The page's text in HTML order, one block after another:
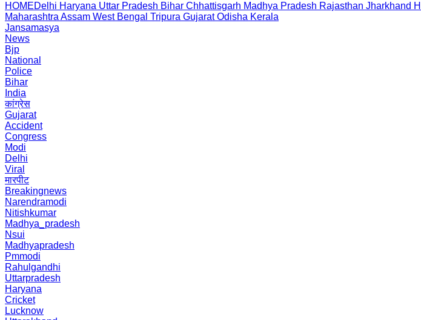
HOMEDelhi Haryana Uttar Pradesh Bihar Chhattisgarh Madhya Pradesh Rajasthan Jharkhand
Maharashtra Assam West Bengal Tripura Gujarat Odisha Kerala
Jansamasya
News
Bjp
National
Police
Bihar
India
कांग्रेस
Gujarat
Accident
Congress
Modi
Delhi
Viral
मारपीट
Breakingnews
Narendramodi
Nitishkumar
Madhya_pradesh
Nsui
Madhyapradesh
Pmmodi
Rahulgandhi
Uttarpradesh
Haryana
Cricket
Lucknow